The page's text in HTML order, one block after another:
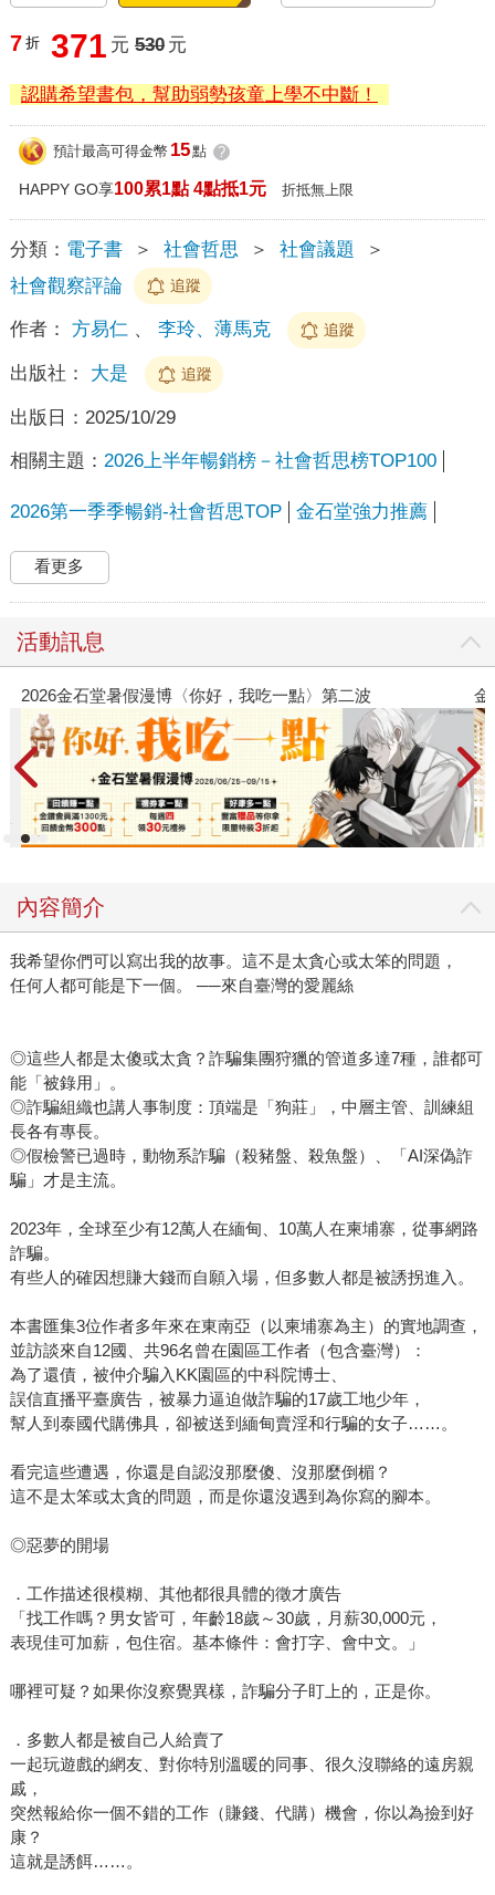
7 折 371 元 530 元
認購希望書包，幫助弱勢孩童上學不中斷！
預計最高可得金幣 15點 ?
HAPPY GO享100累1點 4點抵1元 折抵無上限
分類： 電子書 ＞ 社會哲思 ＞ 社會議題
＞
社會觀察評論
追蹤
作者： 方易仁 、 李玲、薄馬克 追蹤
出版社： 大是 追蹤
出版日： 2025/10/29
相關主題： 2026上半年暢銷榜－社會哲思榜TOP100
2026第一季季暢銷-社會哲思TOP 金石堂強力推薦
看更多
活動訊息
2026金石堂暑假漫博〈你好，我吃一點〉第二波 金
內容簡介
我希望你們可以寫出我的故事。這不是太貪心或太笨的問題，
任何人都可能是下一個。 ──來自臺灣的愛麗絲
◎這些人都是太傻或太貪？詐騙集團狩獵的管道多達7種，誰都可
能「被錄用」。
◎詐騙組織也講人事制度：頂端是「狗莊」，中層主管、訓練組
長各有專長。
◎假檢警已過時，動物系詐騙（殺豬盤、殺魚盤）、「AI深偽詐
騙」才是主流。
2023年，全球至少有12萬人在緬甸、10萬人在柬埔寨，從事網路
詐騙。
有些人的確因想賺大錢而自願入場，但多數人都是被誘拐進入。
本書匯集3位作者多年來在東南亞（以柬埔寨為主）的實地調查，
並訪談來自12國、共96名曾在園區工作者（包含臺灣）：
為了還債，被仲介騙入KK園區的中科院博士、
誤信直播平臺廣告，被暴力逼迫做詐騙的17歲工地少年，
幫人到泰國代購佛具，卻被送到緬甸賣淫和行騙的女子……。
看完這些遭遇，你還是自認沒那麼傻、沒那麼倒楣？
這不是太笨或太貪的問題，而是你還沒遇到為你寫的腳本。
◎惡夢的開場
．工作描述很模糊、其他都很具體的徵才廣告
「找工作嗎？男女皆可，年齡18歲～30歲，月薪30,000元，
表現佳可加薪，包住宿。基本條件：會打字、會中文。」
哪裡可疑？如果你沒察覺異樣，詐騙分子盯上的，正是你。
．多數人都是被自己人給賣了
一起玩遊戲的網友、對你特別溫暖的同事、很久沒聯絡的遠房親
戚，
突然報給你一個不錯的工作（賺錢、代購）機會，你以為撿到好
康？
這就是誘餌……。